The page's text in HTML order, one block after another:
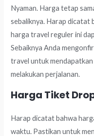
Nyaman. Harga tetap
sebaliknya. Harap dicatat
harga travel reguler ini
Sebaiknya Anda
travel untuk
melakukan perjalanan.
Harga Tiket
Harap dicatat bahwa
waktu. Pastikan untuk